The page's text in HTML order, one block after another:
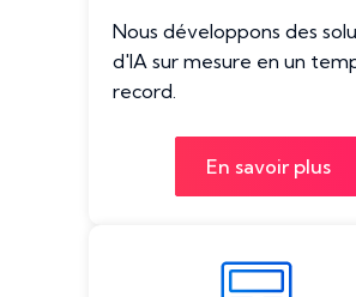
Nous développons des
d'IA sur mesure en un
record.
En savoir plus